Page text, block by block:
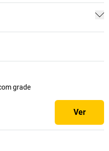
grade
Ver